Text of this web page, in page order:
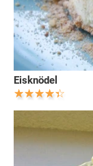
Eisknödel